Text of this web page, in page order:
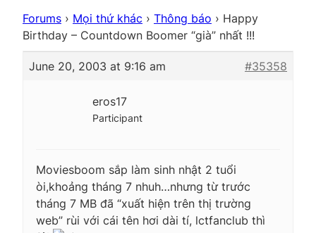
Forums › Mọi thứ khác › Thông báo › Happy
Birthday – Countdown Boomer “già” nhất !!!
June 20, 2003 at 9:16 am #35358
eros17
Participant
Moviesboom sắp làm sinh nhật 2 tuổi
òi,khoảng tháng 7 nhuh…nhưng từ trước
tháng 7 MB đã “xuất hiện trên thị trường
web” rùi với cái tên hơi dài tí, lctfanclub thì